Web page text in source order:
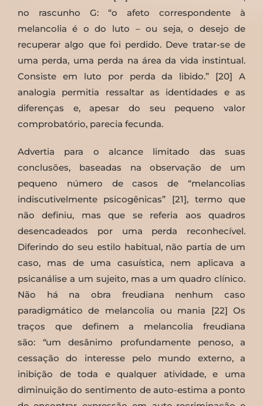
no rascunho G: “o afeto correspondente à
melancolia é o do luto – ou seja, o desejo de
recuperar algo que foi perdido. Deve tratar-se de
uma perda, uma perda na área da vida instintual.
Consiste em luto por perda da libido.” [20] A
analogia permitia ressaltar as identidades e as
diferenças e, apesar do seu pequeno valor
comprobatório, parecia fecunda.
Advertia para o alcance limitado das suas
conclusões, baseadas na observação de um
pequeno número de casos de “melancolias
indiscutivelmente psicogênicas” [21], termo que
não definiu, mas que se referia aos quadros
desencadeados por uma perda reconhecível.
Diferindo do seu estilo habitual, não partia de um
caso, mas de uma casuística, nem aplicava a
psicanálise a um sujeito, mas a um quadro clínico.
Não há na obra freudiana nenhum caso
paradigmático de melancolia ou mania [22] Os
traços que definem a melancolia freudiana
são: “um desânimo profundamente penoso, a
cessação do interesse pelo mundo externo, a
inibição de toda e qualquer atividade, e uma
diminuição do sentimento de auto-estima a ponto